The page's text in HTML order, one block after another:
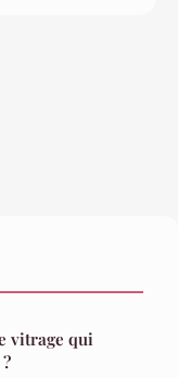
vitrage qui